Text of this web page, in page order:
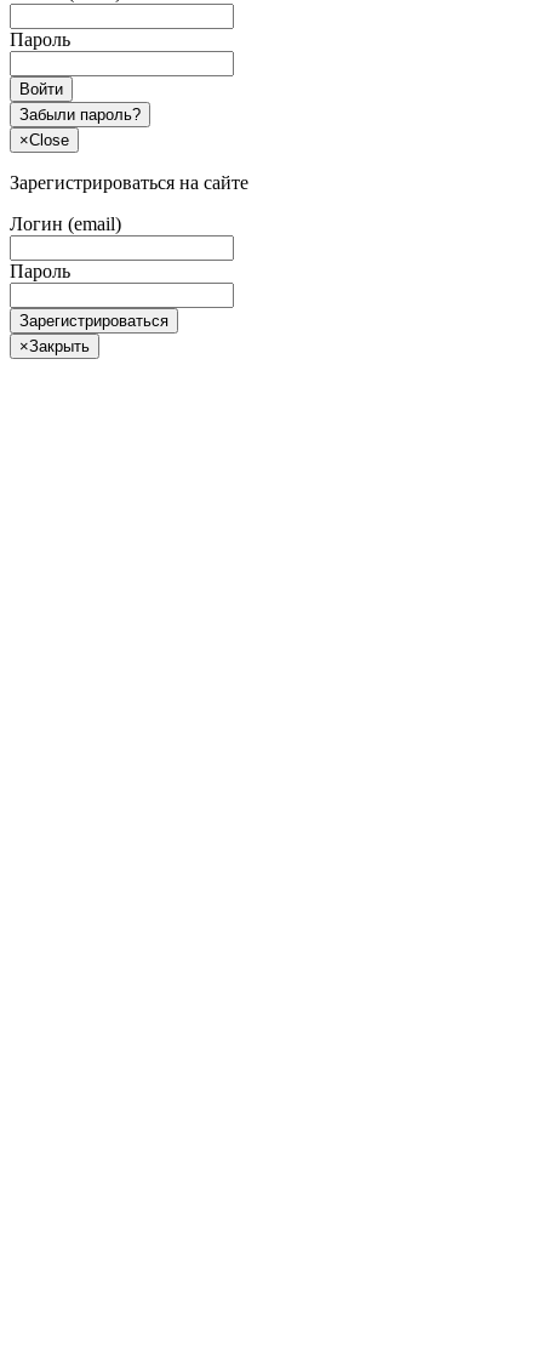
Пароль
Войти
Забыли пароль?
×Close
Зарегистрироваться на сайте
Логин (email)
Пароль
Зарегистрироваться
×Закрыть